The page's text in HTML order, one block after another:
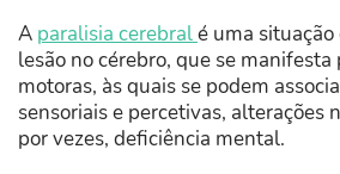
A paralisia cerebralé uma
lesão no cérebro, que se
motoras, às quais se podem
sensoriais e percetivas, alterações
por vezes, deficiência mental.